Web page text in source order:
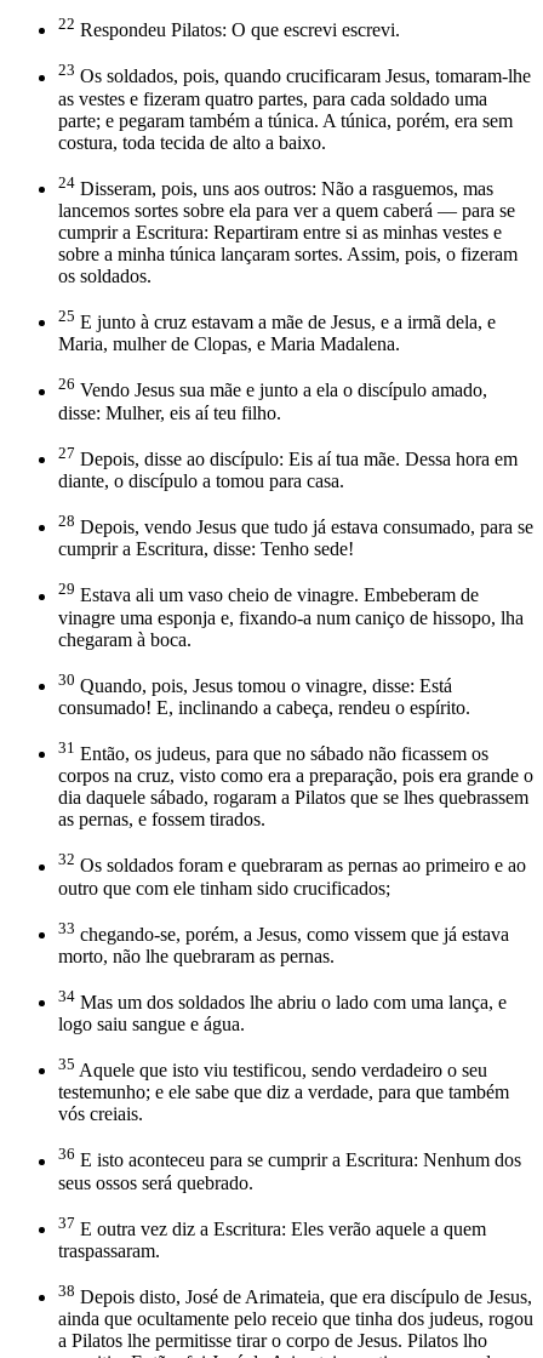
22 Respondeu Pilatos: O que escrevi escrevi.
23 Os soldados, pois, quando crucificaram Jesus, tomaram-lhe
as vestes e fizeram quatro partes, para cada soldado uma
parte; e pegaram também a túnica. A túnica, porém, era sem
costura, toda tecida de alto a baixo.
24 Disseram, pois, uns aos outros: Não a rasguemos, mas
lancemos sortes sobre ela para ver a quem caberá — para se
cumprir a Escritura: Repartiram entre si as minhas vestes e
sobre a minha túnica lançaram sortes. Assim, pois, o fizeram
os soldados.
25 E junto à cruz estavam a mãe de Jesus, e a irmã dela, e
Maria, mulher de Clopas, e Maria Madalena.
26 Vendo Jesus sua mãe e junto a ela o discípulo amado,
disse: Mulher, eis aí teu filho.
27 Depois, disse ao discípulo: Eis aí tua mãe. Dessa hora em
diante, o discípulo a tomou para casa.
28 Depois, vendo Jesus que tudo já estava consumado, para se
cumprir a Escritura, disse: Tenho sede!
29 Estava ali um vaso cheio de vinagre. Embeberam de
vinagre uma esponja e, fixando-a num caniço de hissopo, lha
chegaram à boca.
30 Quando, pois, Jesus tomou o vinagre, disse: Está
consumado! E, inclinando a cabeça, rendeu o espírito.
31 Então, os judeus, para que no sábado não ficassem os
corpos na cruz, visto como era a preparação, pois era grande o
dia daquele sábado, rogaram a Pilatos que se lhes quebrassem
as pernas, e fossem tirados.
32 Os soldados foram e quebraram as pernas ao primeiro e ao
outro que com ele tinham sido crucificados;
33 chegando-se, porém, a Jesus, como vissem que já estava
morto, não lhe quebraram as pernas.
34 Mas um dos soldados lhe abriu o lado com uma lança, e
logo saiu sangue e água.
35 Aquele que isto viu testificou, sendo verdadeiro o seu
testemunho; e ele sabe que diz a verdade, para que também
vós creiais.
36 E isto aconteceu para se cumprir a Escritura: Nenhum dos
seus ossos será quebrado.
37 E outra vez diz a Escritura: Eles verão aquele a quem
traspassaram.
38 Depois disto, José de Arimateia, que era discípulo de Jesus,
ainda que ocultamente pelo receio que tinha dos judeus, rogou
a Pilatos lhe permitisse tirar o corpo de Jesus. Pilatos lho